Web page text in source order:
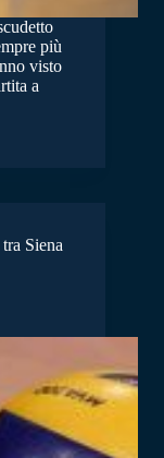
più
visto
a
Siena